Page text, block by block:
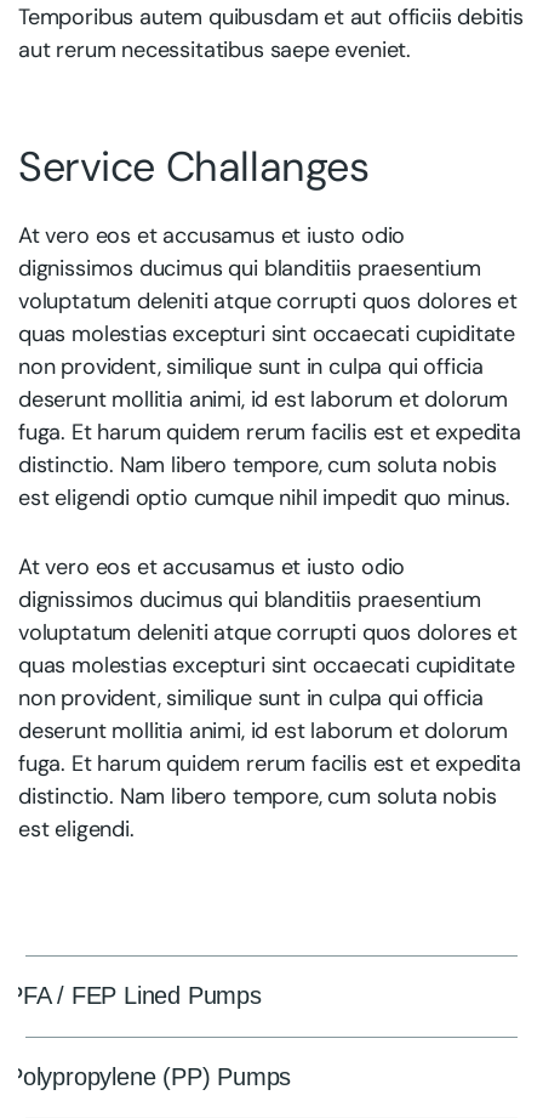
Temporibus autem quibusdam et aut officiis debitis
aut rerum necessitatibus saepe eveniet.
Service Challanges
At vero eos et accusamus et iusto odio
dignissimos ducimus qui blanditiis praesentium
voluptatum deleniti atque corrupti quos dolores et
quas molestias excepturi sint occaecati cupiditate
non provident, similique sunt in culpa qui officia
deserunt mollitia animi, id est laborum et dolorum
fuga. Et harum quidem rerum facilis est et expedita
distinctio. Nam libero tempore, cum soluta nobis
est eligendi optio cumque nihil impedit quo minus.
At vero eos et accusamus et iusto odio
dignissimos ducimus qui blanditiis praesentium
voluptatum deleniti atque corrupti quos dolores et
quas molestias excepturi sint occaecati cupiditate
non provident, similique sunt in culpa qui officia
deserunt mollitia animi, id est laborum et dolorum
fuga. Et harum quidem rerum facilis est et expedita
distinctio. Nam libero tempore, cum soluta nobis
est eligendi.
PFA / FEP Lined Pumps
Polypropylene (PP) Pumps